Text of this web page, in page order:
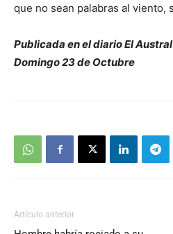
que no sean palabras al viento,
Publicada en el diario El
Domingo 23 de Octubre
Artículo anterior